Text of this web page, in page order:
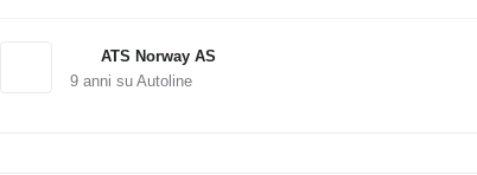
ATS Norway AS
9anni su Autoline